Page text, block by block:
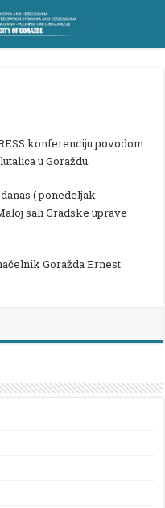
konferenciju povodom
u Goraždu.
( ponedeljak
sali Gradske uprave
Goražda Ernest